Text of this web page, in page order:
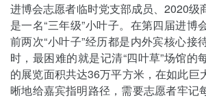
进博会志愿者临时党支部成员、2020级
是一名“三年级”小叶子。在第四届进博
前两次“小叶子”经历都是内外宾核心接
时，最困难的就是记清“四叶草”场馆的
的展览面积共达36万平方米，在如此巨
晰地给嘉宾指明路径，需要志愿者牢记